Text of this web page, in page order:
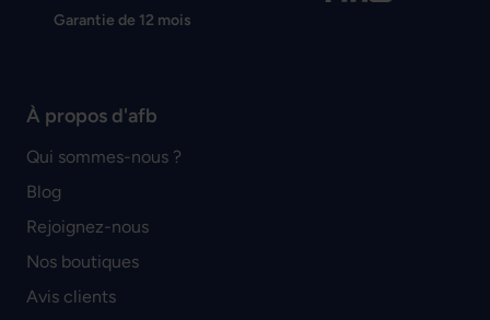
Garantie de 12 mois
À propos d'afb
Qui sommes-nous ?
Blog
Rejoignez-nous
Nos boutiques
Avis clients